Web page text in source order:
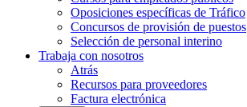
Oposiciones específicas de Tráfico
Concursos de provisión de puestos
Selección de personal interino
Trabaja con nosotros
Atrás
Recursos para proveedores
Factura electrónica